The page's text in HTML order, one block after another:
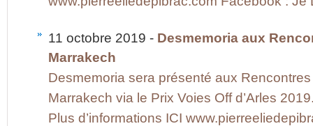
11 octobre 2019 - Desmemoria aux
Marrakech
Desmemoria sera présenté aux
Marrakech via le Prix Voies Off d’Arles
Plus d’informations ICI